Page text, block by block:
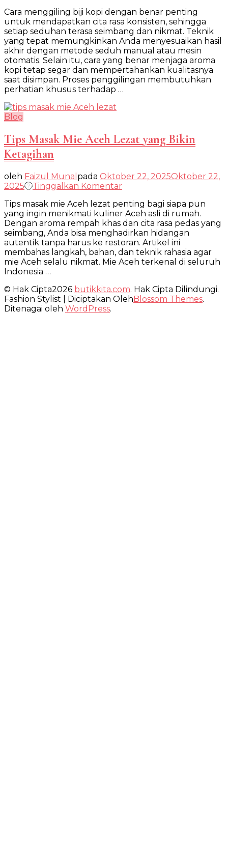
Biji
Kopi
Dengan
Hasil
yang
Cara menggiling biji kopi dengan benar penting
untuk mendapatkan cita rasa konsisten, sehingga
setiap seduhan terasa seimbang dan nikmat. Teknik
yang tepat memungkinkan Anda menyesuaikan hasil
akhir dengan metode seduh manual atau mesin
otomatis. Selain itu, cara yang benar menjaga aroma
kopi tetap segar dan mempertahankan kualitasnya
saat disimpan. Proses penggilingan membutuhkan
perhatian khusus terhadap …
Blog
Tips Masak Mie Aceh Lezat yang Bikin
Ketagihan
oleh Faizul Munal pada Oktober 22, 2025Oktober 22,
2025
Tinggalkan Komentar
Masak
Mie
Aceh
Lezat
yang
Bikin
Ketagihan
Tips masak mie Aceh lezat penting bagi siapa pun
yang ingin menikmati kuliner Aceh asli di rumah.
Dengan aroma rempah khas dan cita rasa pedas yang
seimbang, Anda bisa menghadirkan hidangan
autentik tanpa harus ke restoran. Artikel ini
membahas langkah, bahan, dan teknik rahasia agar
mie Aceh selalu nikmat. Mie Aceh terkenal di seluruh
Indonesia …
© Hak Cipta2026 butikkita.com. Hak Cipta Dilindungi.
Fashion Stylist | Diciptakan OlehBlossom Themes.
Ditenagai oleh WordPress.